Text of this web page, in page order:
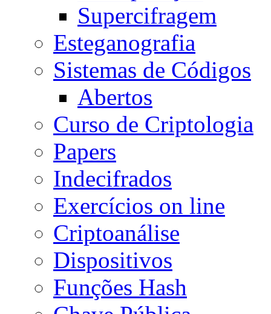
Supercifragem
Esteganografia
Sistemas de Códigos
Abertos
Curso de Criptologia
Papers
Indecifrados
Exercícios on line
Criptoanálise
Dispositivos
Funções Hash